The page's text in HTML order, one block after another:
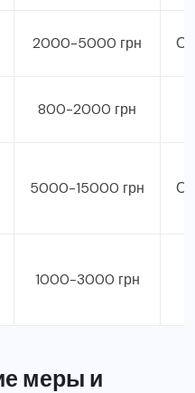
2000-5000 грн
800-2000 грн
5000-15000 грн
1000-3000 грн
меры и